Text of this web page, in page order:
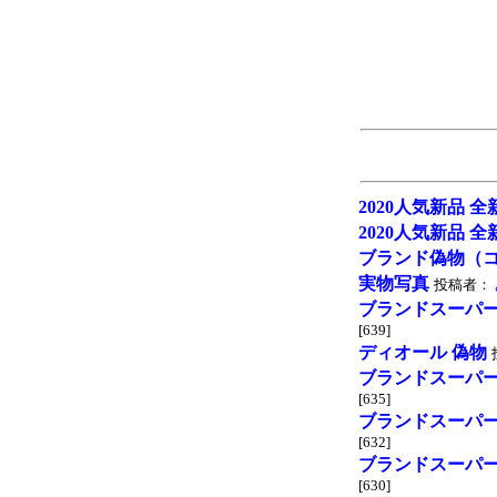
2020人気新品 全
2020人気新品 全
ブランド偽物（
実物写真 投稿者：
ブランドスーパ
[639]
ディオール 偽物
ブランドスーパ
[635]
ブランドスーパ
[632]
ブランドスーパ
[630]